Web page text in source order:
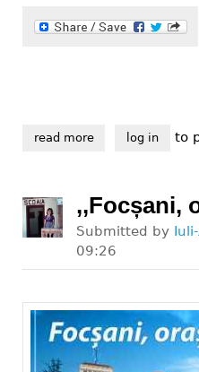
read moreabout petiția
log in to
,,Focșani,
Submitted by
09:26